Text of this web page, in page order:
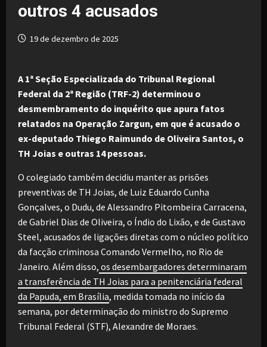
outros 4 acusados
19 de dezembro de 2025
A 1ª Seção Especializada do Tribunal Regional
Federal da 2ª Região (TRF-2) determinou o
desmembramento do inquérito que apura fatos
relatados na Operação Zargun, em que é acusado o
ex-deputado Thiego Raimundo de Oliveira Santos, o
TH Joias e outras 14 pessoas.
O colegiado também decidiu manter as prisões
preventivas de TH Joias, de Luiz Eduardo Cunha
Gonçalves, o Dudu, de Alessandro Pitombeira Carracena,
de Gabriel Dias de Oliveira, o Índio do Lixão, e de Gustavo
Steel, acusados de ligações diretas com o núcleo político
da facção criminosa Comando Vermelho, no Rio de
Janeiro. Além disso, os desembargadores determinaram
a transferência de TH Joias para a penitenciária federal
da Papuda, em Brasília, medida tomada no início da
semana, por determinação do ministro do Supremo
Tribunal Federal (STF), Alexandre de Moraes.